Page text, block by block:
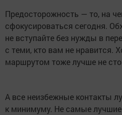
Предосторожность — то, на
сфокусироваться сегодня.
не вступайте без нужды в
с теми, кто вам не нравится.
маршрутом тоже лучше не
А все неизбежные контакты
к минимуму. Не самые